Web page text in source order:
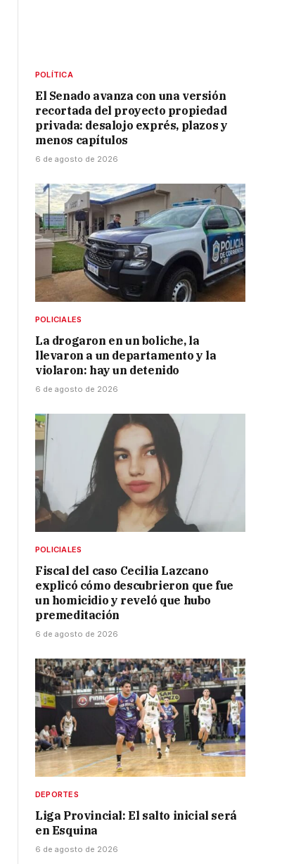
POLÍTICA
El Senado avanza con una versión
recortada del proyecto propiedad
privada: desalojo exprés, plazos y
menos capítulos
6 de agosto de 2026
POLICIALES
La drogaron en un boliche, la
llevaron a un departamento y la
violaron: hay un detenido
6 de agosto de 2026
POLICIALES
Fiscal del caso Cecilia Lazcano
explicó cómo descubrieron que fue
un homicidio y reveló que hubo
premeditación
6 de agosto de 2026
DEPORTES
Liga Provincial: El salto inicial será
en Esquina
6 de agosto de 2026